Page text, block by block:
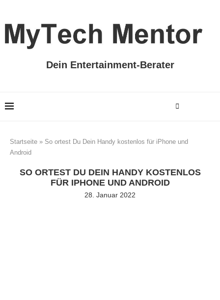
Dein Entertainment-Berater
Startseite » So ortest Du Dein Handy kostenlos für iPhone und
Android
SO ORTEST DU DEIN HANDY KOSTENLOS
FÜR IPHONE UND ANDROID
28. Januar 2022